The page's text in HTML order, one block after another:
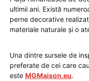
ultimii ani. Există
perne decorative
materiale naturale și o
Una dintre sursele de
preferate de cei care
este MGMaison.eu.